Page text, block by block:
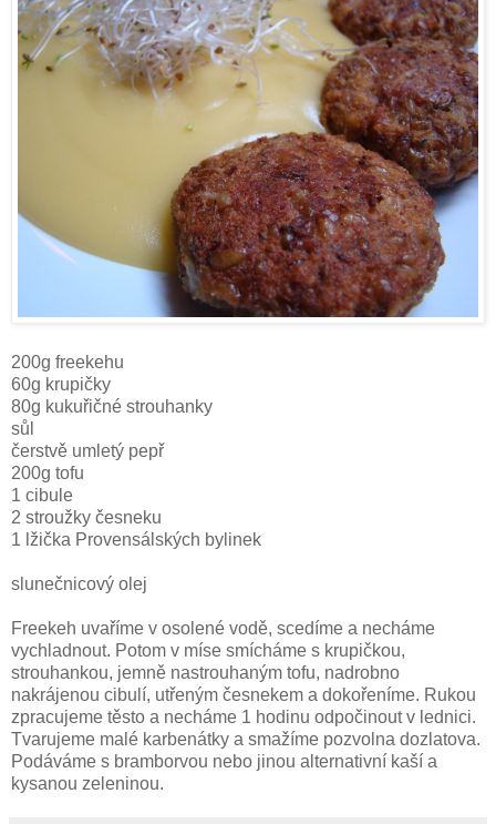
200g freekehu
60g krupičky
80g kukuřičné strouhanky
sůl
čerstvě umletý pepř
200g tofu
1 cibule
2 stroužky česneku
1 lžička Provensálských bylinek
slunečnicový olej
Freekeh uvaříme v osolené vodě, scedíme a necháme
vychladnout. Potom v míse smícháme s krupičkou,
strouhankou, jemně nastrouhaným tofu, nadrobno
nakrájenou cibulí, utřeným česnekem a dokořeníme. Rukou
zpracujeme těsto a necháme 1 hodinu odpočinout v lednici.
Tvarujeme malé karbenátky a smažíme pozvolna dozlatova.
Podáváme s bramborvou nebo jinou alternativní kaší a
kysanou zeleninou.